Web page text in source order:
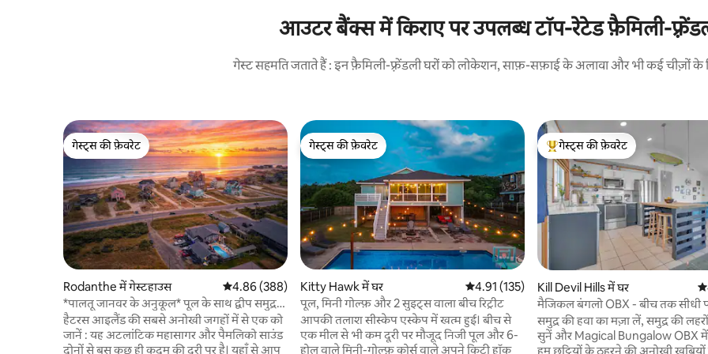
आउटर बैंक्स में किराए पर उपलब्ध टॉप-रेटेड फ़ैमिली-
गेस्ट सहमति जताते हैं : इन फ़ैमिली-फ़्रेंडली घरों को लोकेशन, साफ़-सफ़ाई के अलावा और भी कई चीज़ों के
गेस्ट्स की फ़ेवरेट
गेस्ट्स की फ़ेवरेट
Rodanthe में गेस्टहाउस औसत रेटिंग 5 में से 4.86, 388 समीक्षाएँ
4.86 (388)
*पालतू जानवर के अनुकूल* पूल के साथ द्वीप समुद्र
तट झोंपड़ी!
हैटरस आइलैंड की सबसे अनोखी जगहों में से एक को
जानें : यह अटलांटिक महासागर और पैमलिको साउंड
दोनों से बस कुछ ही कदम की दूरी पर है। यहाँ से आप
गेस्ट्स की फ़ेवरेट
गेस्ट्स की फ़ेवरेट
Kitty Hawk में घर औसत रेटिंग 5 में से 4.91, 135 समीक्षाएँ
4.91 (135)
पूल, मिनी गोल्फ़ और 2 सुइट्स वाला बीच रिट्रीट
आपकी तलाश सीस्केप एस्केप में खत्म हुई। बीच से
एक मील से भी कम दूरी पर मौजूद निजी पूल और 6-
होल वाले मिनी-गोल्फ़ कोर्स वाले अपने किटी हॉक
गेस्ट्स का टॉप फ़ेवरेट
गेस्ट्स की फ़ेवरेट
Kill Devil Hills में घर
मैजिकल बंगलो OBX - बीच तक सीधी
कार्ट
समुद्र की हवा का मज़ा लें, समुद्र की
सुनें और Magical Bungalow OBX में
हम छुट्टियों के ठहरने की अनोखी